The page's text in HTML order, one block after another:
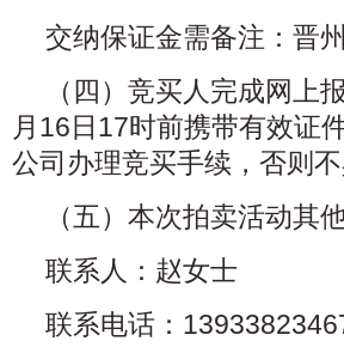
交纳保证金需备注：晋
（四）竞买人完成网上
月16日17时前携带有效证
公司办理竞买手续，否则不
（五）本次拍卖活动其
联系人：赵女士
联系电话：